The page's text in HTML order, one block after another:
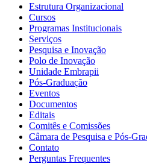
Estrutura Organizacional
Cursos
Programas Institucionais
Serviços
Pesquisa e Inovação
Polo de Inovação
Unidade Embrapii
Pós-Graduação
Eventos
Documentos
Editais
Comitês e Comissões
Câmara de Pesquisa e Pós-
Contato
Perguntas Frequentes